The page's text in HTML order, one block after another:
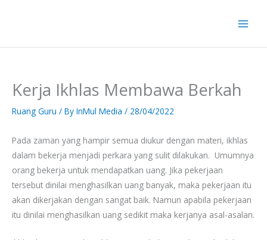
Kerja Ikhlas Membawa Berkah
Ruang Guru / By InMul Media / 28/04/2022
Pada zaman yang hampir semua diukur dengan materi, ikhlas
dalam bekerja menjadi perkara yang sulit dilakukan. Umumnya
orang bekerja untuk mendapatkan uang. Jika pekerjaan
tersebut dinilai menghasilkan uang banyak, maka pekerjaan itu
akan dikerjakan dengan sangat baik. Namun apabila pekerjaan
itu dinilai menghasilkan uang sedikit maka kerjanya asal-asalan.